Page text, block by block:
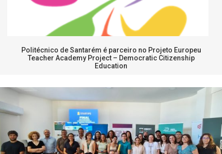
Politécnico de Santarém é parceiro no Projeto Europeu
Teacher Academy Project – Democratic Citizenship
Education